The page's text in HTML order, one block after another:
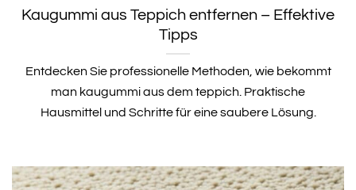
Kaugummi aus Teppich entfernen – Effektive
Tipps
Entdecken Sie professionelle Methoden, wie bekommt
man kaugummi aus dem teppich. Praktische
Hausmittel und Schritte für eine saubere Lösung.